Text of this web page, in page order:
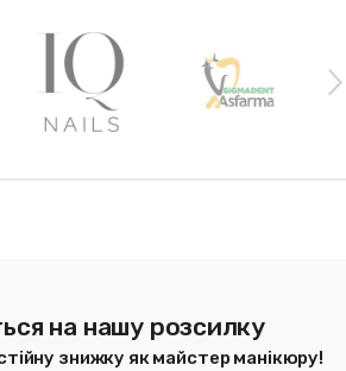
на нашу розсилку
знижку як майстер манікюру!